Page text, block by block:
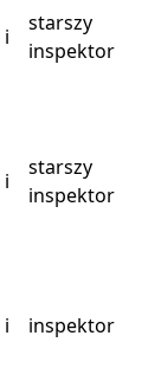
i
starszy
inspektor
i
starszy
inspektor
i
inspektor